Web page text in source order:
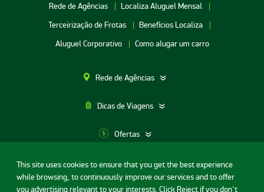
This site uses cookies to ensure that you get the best experience
while browsing, to continuously improve our services and to offer
you advertising relevant to your interests. Click Reject if you don't
Rede de Agências
Localiza Aluguel Mensal
Terceirização de Frotas
Benefícios Localiza
Aluguel Corporativo
Como alugar um carro
Rede de Agências
Dicas de Viagens
Ofertas
Aluguel de Carros SP
Aluguel de Carros Porto Alegre
Termos de uso Portal da privacidade
Segurança Digital